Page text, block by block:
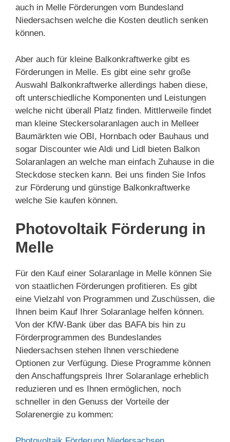
auch in Melle Förderungen vom Bundesland
Niedersachsen welche die Kosten deutlich senken
können.
Aber auch für kleine Balkonkraftwerke gibt es
Förderungen in Melle. Es gibt eine sehr große
Auswahl Balkonkraftwerke allerdings haben diese,
oft unterschiedliche Komponenten und Leistungen
welche nicht überall Platz finden. Mittlerweile findet
man kleine Steckersolaranlagen auch in Melleer
Baumärkten wie OBI, Hornbach oder Bauhaus und
sogar Discounter wie Aldi und Lidl bieten Balkon
Solaranlagen an welche man einfach Zuhause in die
Steckdose stecken kann. Bei uns finden Sie Infos
zur Förderung und günstige Balkonkraftwerke
welche Sie kaufen können.
Photovoltaik Förderung in
Melle
Für den Kauf einer Solaranlage in Melle können Sie
von staatlichen Förderungen profitieren. Es gibt
eine Vielzahl von Programmen und Zuschüssen, die
Ihnen beim Kauf Ihrer Solaranlage helfen können.
Von der KfW-Bank über das BAFA bis hin zu
Förderprogrammen des Bundeslandes
Niedersachsen stehen Ihnen verschiedene
Optionen zur Verfügung. Diese Programme können
den Anschaffungspreis Ihrer Solaranlage erheblich
reduzieren und es Ihnen ermöglichen, noch
schneller in den Genuss der Vorteile der
Solarenergie zu kommen: